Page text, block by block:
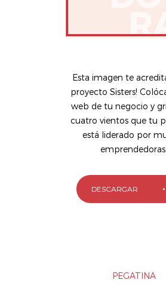
Esta imagen te
proyecto Sisters!
web de tu negocio y
cuatro vientos que tu
está liderado por
emprendedoras.
DESCARGAR
PEGATINA